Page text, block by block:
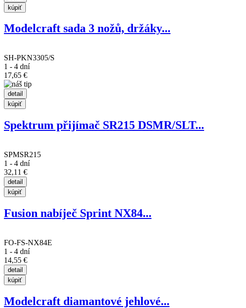
Modelcraft sada 3 nožů, držáky...
SH-PKN3305/S
1 - 4 dní
17,65 €
Spektrum přijímač SR215 DSMR/SLT...
SPMSR215
1 - 4 dní
32,11 €
Fusion nabíječ Sprint NX84...
FO-FS-NX84E
1 - 4 dní
14,55 €
Modelcraft diamantové jehlové...